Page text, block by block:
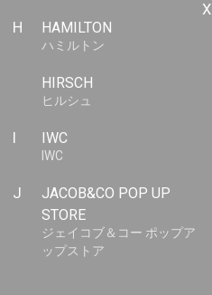
H HAMILTON
ハミルトン
HIRSCH
ヒルシュ
I IWC
IWC
J
JACOB&CO POP UP
STORE
ジェイコブ＆コー ポップア
ップストア
X